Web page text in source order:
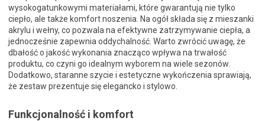
wysokogatunkowymi materiałami, które gwarantują nie tylko
ciepło, ale także komfort noszenia. Na ogół składa się z mieszanki
akrylu i wełny, co pozwala na efektywne zatrzymywanie ciepła, a
jednocześnie zapewnia oddychalność. Warto zwrócić uwagę, że
dbałość o jakość wykonania znacząco wpływa na trwałość
produktu, co czyni go idealnym wyborem na wiele sezonów.
Dodatkowo, staranne szycie i estetyczne wykończenia sprawiają,
że zestaw prezentuje się elegancko i stylowo.
Funkcjonalność i komfort